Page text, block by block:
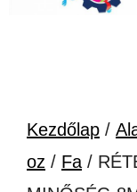
Kezdőlap /
oz / Fa /